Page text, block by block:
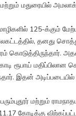
மதுரையில்
125-க்கும்
தனது
கொடுத்திருந்தார்.
ரூபாய்
இதன்
மற்றும்
கோடிக்கு